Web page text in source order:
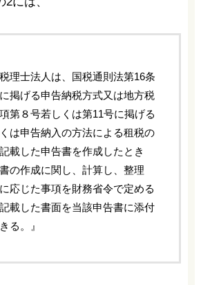
理士法人は、国税通則法第16条
掲げる申告納税方式又は地方税
第８号若しくは第11号に掲げる
は申告納入の方法による租税の
載した申告書を作成したとき
の作成に関し、計算し、整理
応じた事項を財務省令で定める
載した書面を当該申告書に添付
る。』